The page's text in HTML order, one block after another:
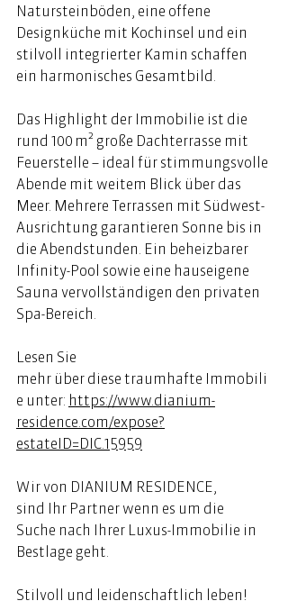
Natursteinböden, eine offene
Designküche mit Kochinsel und ein
stilvoll integrierter Kamin schaffen
ein harmonisches Gesamtbild.
Das Highlight der Immobilie ist die
rund 100 m² große Dachterrasse mit
Feuerstelle – ideal für stimmungsvolle
Abende mit weitem Blick über das
Meer. Mehrere Terrassen mit Südwest-
Ausrichtung garantieren Sonne bis in
die Abendstunden. Ein beheizbarer
Infinity-Pool sowie eine hauseigene
Sauna vervollständigen den privaten
Spa-Bereich.
Lesen Sie
mehr über diese traumhafte Immobili
e unter: https://www.dianium-
residence.com/expose?
estateID=DIC.15959
Wir von DIANIUM RESIDENCE,
sind Ihr Partner wenn es um die
Suche nach Ihrer Luxus-Immobilie in
Bestlage geht.
Stilvoll und leidenschaftlich leben!